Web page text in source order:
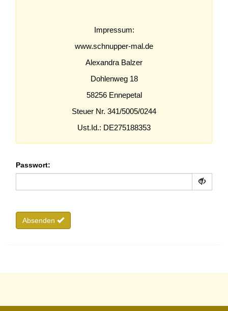
Impressum:
www.schnupper-mal.de
Alexandra Balzer
Dohlenweg 18
58256 Ennepetal
Steuer Nr. 341/5005/0244
Ust.Id.: DE275188353
Passwort:
Absenden